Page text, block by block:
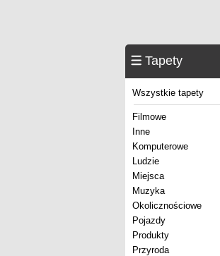
Tapety
Wszystkie tapety
Filmowe
Inne
Komputerowe
Ludzie
Miejsca
Muzyka
Okolicznościowe
Pojazdy
Produkty
Przyroda